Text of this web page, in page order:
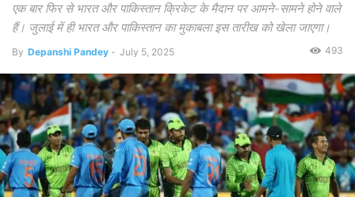
एक बार फिर से भारत और पाकिस्तान क्रिकेट के मैदान पर आमने-सामने होने वाले
हैं। जुलाई में ही भारत और पाकिस्तान का मुकाबला इस तारीख को खेला जाएगा।
By Depanshi Pandey - July 5, 2025 493